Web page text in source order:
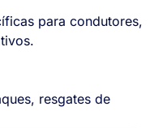
para condutores,
resgates de